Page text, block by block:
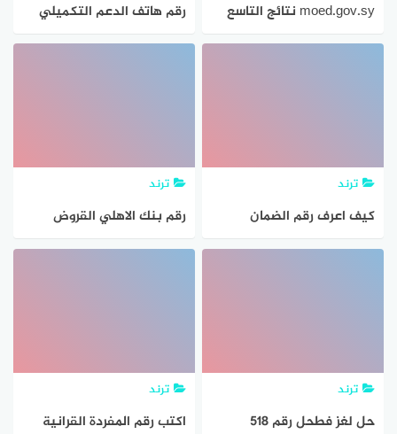
moed.gov.sy نتائج التاسع
سوريا 2021 شهادة التعليم
رقم هاتف الدعم التكميلي
ترند
كيف اعرف رقم الضمان
الاجتماعي الخاص بي 1443
ترند
رقم بنك الاهلي القروض
والتمويل الشخصي في
ترند
حل لغز فطحل رقم 518
ترند
اكتب رقم المفردة القرانية